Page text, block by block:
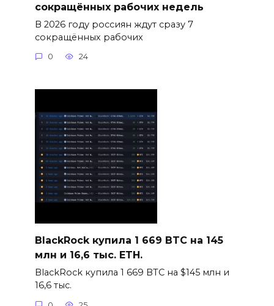
сокращённых рабочих недель
В 2026 году россиян ждут сразу 7
сокращённых рабочих
0 24
BlackRock купила 1 669 BTC на 145
млн и 16,6 тыс. ETH.
BlackRock купила 1 669 BTC на $145 млн и
16,6 тыс.